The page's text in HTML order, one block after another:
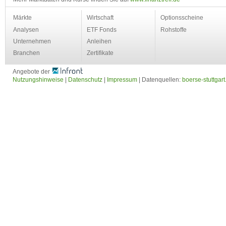
Märkte
Analysen
Unternehmen
Branchen
Wirtschaft
ETF Fonds
Anleihen
Zertifikate
Optionsscheine
Rohstoffe
Angebote der
Nutzungshinweise | Datenschutz | Impressum | Datenquellen: boerse-